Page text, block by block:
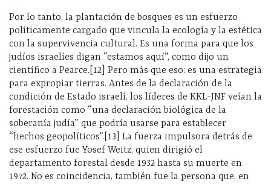
Por lo tanto, la plantación de bosques es un esfuerzo
políticamente cargado que vincula la ecología y la estética
con la supervivencia cultural. Es una forma para que los
judíos israelíes digan “estamos aquí”, como dijo un
científico a Pearce.[12] Pero más que eso: es una estrategia
para expropiar tierras. Antes de la declaración de la
condición de Estado israelí, los líderes de KKL-JNF veían la
forestación como “una declaración biológica de la
soberanía judía” que podría usarse para establecer
“hechos geopolíticos”.[13] La fuerza impulsora detrás de
ese esfuerzo fue Yosef Weitz, quien dirigió el
departamento forestal desde 1932 hasta su muerte en
1972. No es coincidencia, también fue la persona que, en